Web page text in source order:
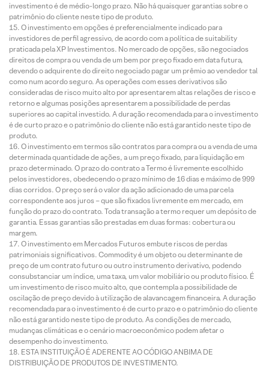
investimento é de médio-longo prazo. Não há quaisquer garantias sobre o
patrimônio do cliente neste tipo de produto.
O investimento em opções é preferencialmente indicado para
investidores de perfil agressivo, de acordo com a política de suitability
praticada pela XP Investimentos. No mercado de opções, são negociados
direitos de compra ou venda de um bem por preço fixado em data futura,
devendo o adquirente do direito negociado pagar um prêmio ao vendedor tal
como num acordo seguro. As operações com esses derivativos são
consideradas de risco muito alto por apresentarem altas relações de risco e
retorno e algumas posições apresentarem a possibilidade de perdas
superiores ao capital investido. A duração recomendada para o investimento
é de curto prazo e o patrimônio do cliente não está garantido neste tipo de
produto.
O investimento em termos são contratos para compra ou a venda de uma
determinada quantidade de ações, a um preço fixado, para liquidação em
prazo determinado. O prazo do contrato a Termo é livremente escolhido
pelos investidores, obedecendo o prazo mínimo de 16 dias e máximo de 999
dias corridos. O preço será o valor da ação adicionado de uma parcela
correspondente aos juros – que são fixados livremente em mercado, em
função do prazo do contrato. Toda transação a termo requer um depósito de
garantia. Essas garantias são prestadas em duas formas: cobertura ou
margem.
O investimento em Mercados Futuros embute riscos de perdas
patrimoniais significativos. Commodity é um objeto ou determinante de
preço de um contrato futuro ou outro instrumento derivativo, podendo
consubstanciar um índice, uma taxa, um valor mobiliário ou produto físico. É
um investimento de risco muito alto, que contempla a possibilidade de
oscilação de preço devido à utilização de alavancagem financeira. A duração
recomendada para o investimento é de curto prazo e o patrimônio do cliente
não está garantido neste tipo de produto. As condições de mercado,
mudanças climáticas e o cenário macroeconômico podem afetar o
desempenho do investimento.
ESTA INSTITUIÇÃO É ADERENTE AO CÓDIGO ANBIMA DE
DISTRIBUIÇÃO DE PRODUTOS DE INVESTIMENTO.